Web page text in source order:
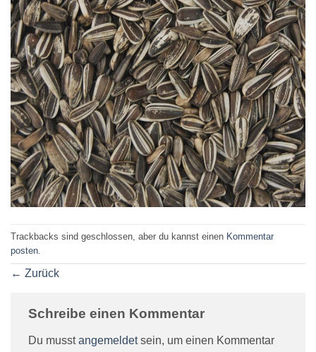
Trackbacks sind geschlossen, aber du kannst einen Kommentar
posten
← Zurück
Schreibe einen Kommentar
Du musstangemeldetsein, um einen Kommentar